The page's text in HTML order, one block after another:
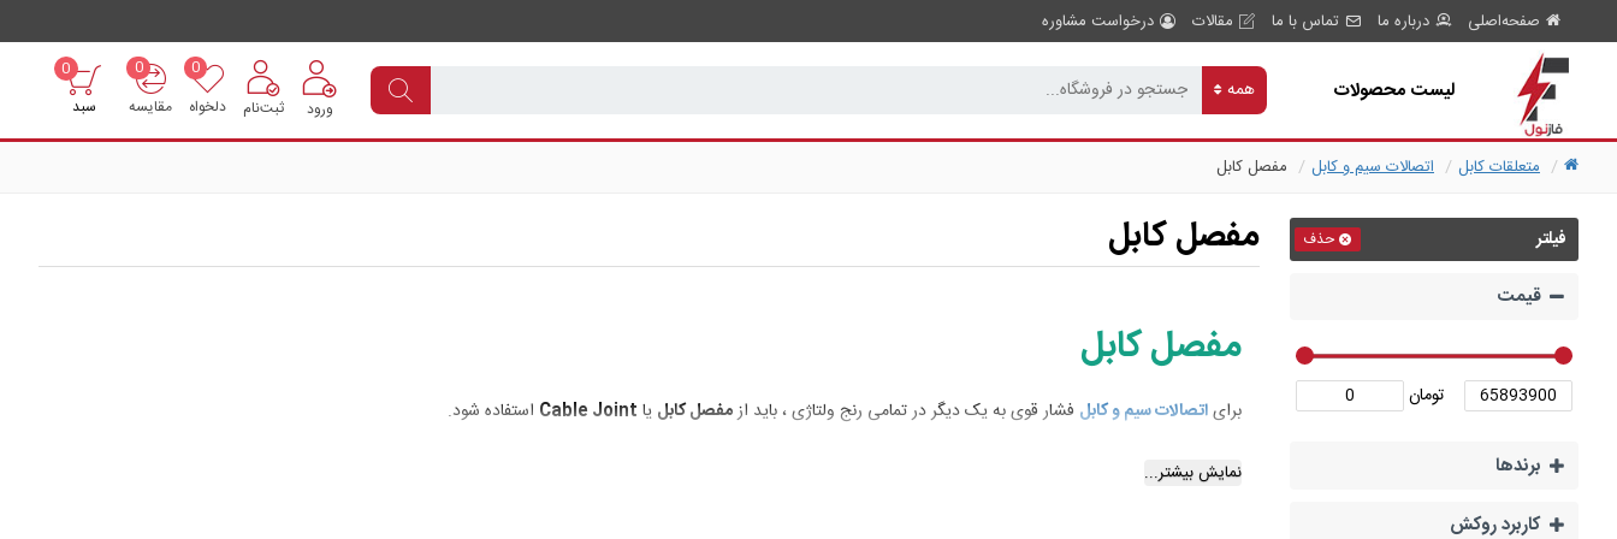
صفحه‌اصلی درباره ما تماس با ما مقالات درخواست مشاوره
لیست محصولات همه
ورود ثبت‌نام دلخواه
0
مقایسه
0
0
سبد
متعلقات کابل اتصالات سیم و کابل مفصل کابل
فیلتر حذف
قیمت
تومان
برند‌ها
کاربرد روکش
مفصل کابل
مفصل کابل
برایاتصالات سیم و کابل فشار قوی به یک دیگر در تمامی رنج ولتاژی ، باید ازمفصل کابل یا Cable Joint استفاده شود.
در واقع، باتوجه به آنکه در هنگام
نمایش بیشتر...